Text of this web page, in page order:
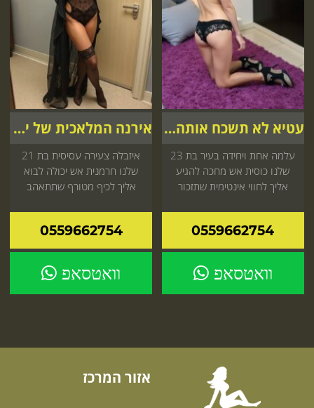
עטיא לא תשכח אותה בחיים
עלמה אחת ויחידה בעיר בת 23
שלנו כוסית אש מחכה להגיע
אליך לחווי אינטימית שתזכור
0559662754
וואטסאפ
אירנה המלאכית של ישראל
איזבלה צעירה עסיסית בת 21
שלנו חרמנית אש יכולה לבוא
אליך לכיף מטורף שתתאהב
0559662754
וואטסאפ
אזור המרכז